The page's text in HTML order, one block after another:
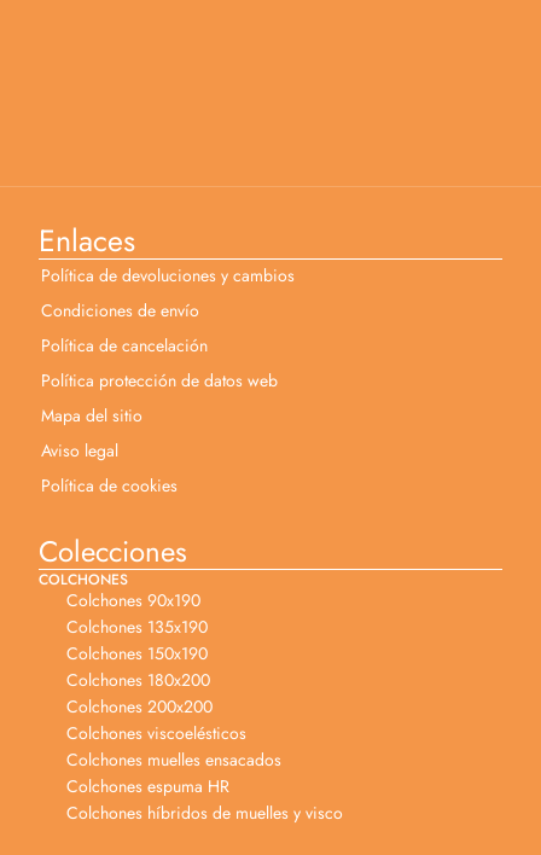
Enlaces
Política de devoluciones y cambios
Condiciones de envío
Política de cancelación
Política protección de datos web
Mapa del sitio
Aviso legal
Política de cookies
Colecciones
COLCHONES
Colchones 90x190
Colchones 135x190
Colchones 150x190
Colchones 180x200
Colchones 200x200
Colchones viscoelésticos
Colchones muelles ensacados
Colchones espuma HR
Colchones híbridos de muelles y visco